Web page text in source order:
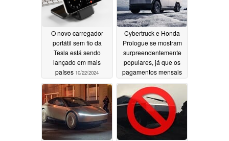
O novo carregador
portátil sem fio da
Tesla está sendo
lançado em mais
países 10/22/2024
Cybertruck e Honda
Prologue se mostram
surpreendentemente
populares, já que os
pagamentos mensais
do leasing de EV caem
40%10/17/2024